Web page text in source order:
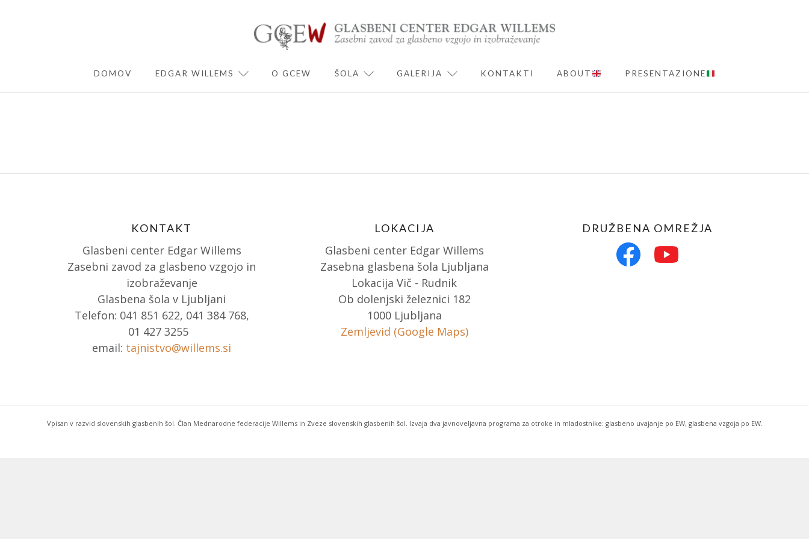
DOMOV EDGAR WILLEMS EXPAND CHILD MENU
O GCEW ŠOLA EXPAND CHILD MENU
GALERIJA EXPAND CHILD MENU
KONTAKTI ABOUT PRESENTAZIONE
KONTAKT
Glasbeni center Edgar Willems
Zasebni zavod za glasbeno vzgojo in
izobraževanje
Glasbena šola v Ljubljani
Telefon: 041 851 622, 041 384 768,
01 427 3255
email: tajnistvo@willems.si
LOKACIJA
Glasbeni center Edgar Willems
Zasebna glasbena šola Ljubljana
Lokacija Vič - Rudnik
Ob dolenjski železnici 182
1000 Ljubljana
Zemljevid (Google Maps)
DRUŽBENA OMREŽJA
Vpisan v razvid slovenskih glasbenih šol. Član Mednarodne federacije Willems in Zveze slovenskih glasbenih šol. Izvaja dva javnoveljavna programa za otroke in mladostnike: glasbeno uvajanje po EW, glasbena vzgoja po EW.